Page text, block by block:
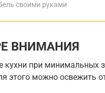
своими руками
ВНИМАНИЯ
при минимальных
этого можно освежить